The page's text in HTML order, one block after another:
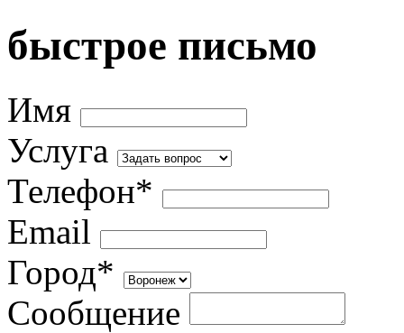
быстрое письмо
Имя
Услуга
Телефон*
Email
Город*
Сообщение